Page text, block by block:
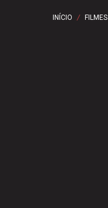
INÍCIO / FILMES